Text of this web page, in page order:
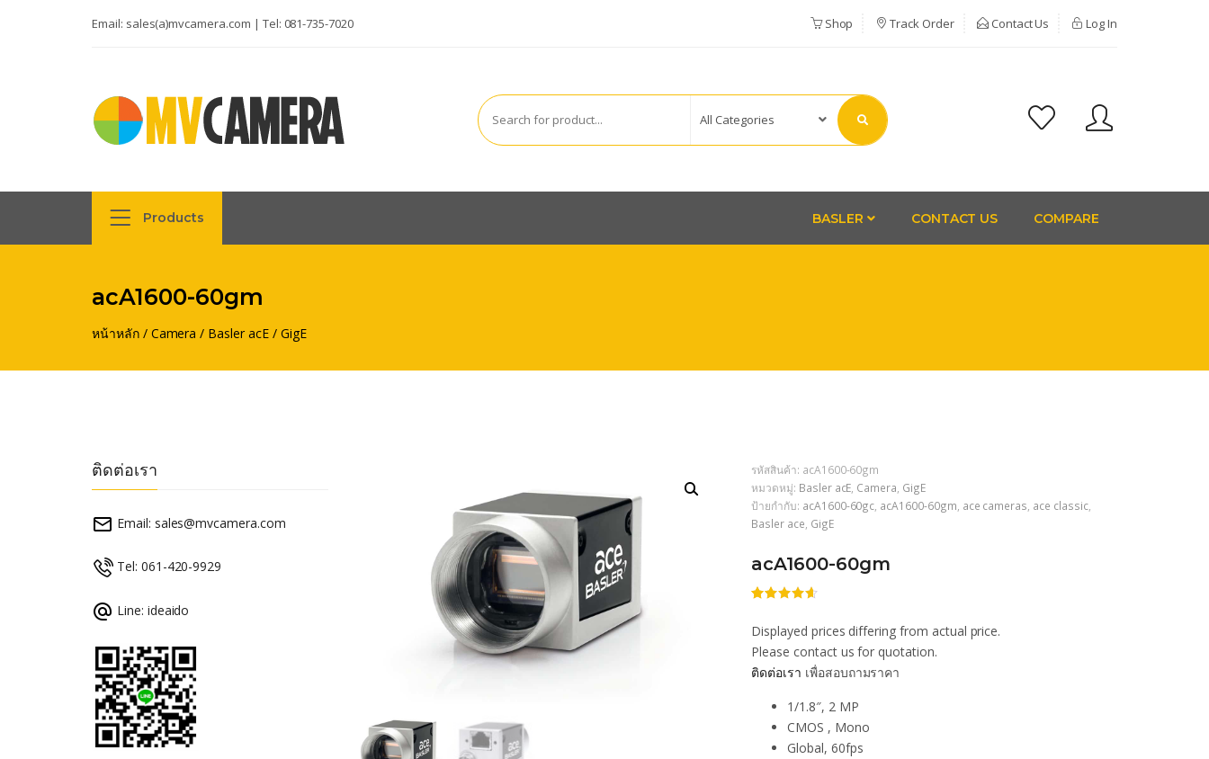
Email: sales(a)mvcamera.com | Tel: 081-735-7020 Shop Track Order Contact Us Log In
Products BASLER CONTACT US COMPARE
acA1600-60gm
หน้าหลัก/ Camera / Basler acE/ GigE
ติดต่อเรา
Email: sales@mvcamera.com
Tel: 061-420-9929
Line: ideaido
รหัสสินค้า: acA1600-60gm
หมวดหมู่: Basler acE Camera GigE
ป้ายกำกับ: acA1600-60gc acA1600-60gm ace cameras ace classic,
Basler ace GigE
acA1600-60gm
คะแนน
4.52จาก
5 คะแนน
การให้
ของลูกค้า
Displayed prices differing from actual price.
Please contact us for quotation.
ติดต่อเรา เพื่อสอบถามราคา
1/1.8″, 2 MP
CMOS , Mono
Global, 60fps